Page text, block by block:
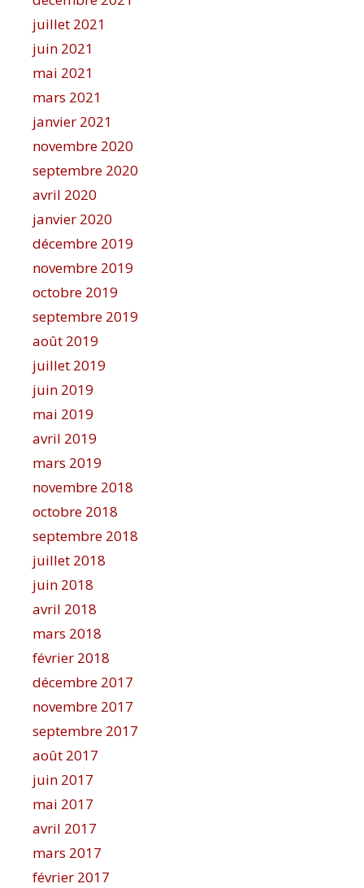
juillet 2021
juin 2021
mai 2021
mars 2021
janvier 2021
novembre 2020
septembre 2020
avril 2020
janvier 2020
décembre 2019
novembre 2019
octobre 2019
septembre 2019
août 2019
juillet 2019
juin 2019
mai 2019
avril 2019
mars 2019
novembre 2018
octobre 2018
septembre 2018
juillet 2018
juin 2018
avril 2018
mars 2018
février 2018
décembre 2017
novembre 2017
septembre 2017
août 2017
juin 2017
mai 2017
avril 2017
mars 2017
février 2017